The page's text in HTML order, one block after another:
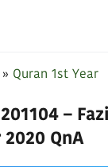
» Quran 1st Year
–
QnA